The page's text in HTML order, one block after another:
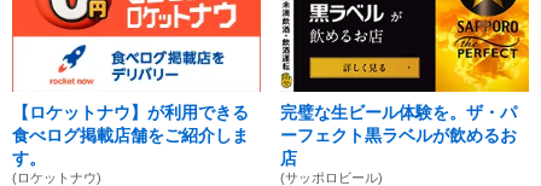
【ロケットナウ】が利用できる
食べログ掲載店舗をご紹介しま
す。
(ロケットナウ)
完璧な生ビール体験を。ザ・パ
ーフェクト黒ラベルが飲めるお
店
(サッポロビール)